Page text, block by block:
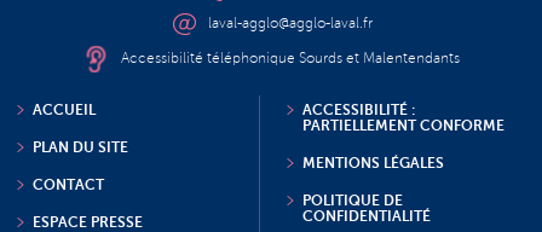
laval-agglo@agglo-laval.fr
Accessibilité téléphonique Sourds et Malentendants
ACCUEIL
PLAN DU SITE
CONTACT
ESPACE PRESSE
ACCESSIBILITÉ :
PARTIELLEMENT CONFORME
MENTIONS LÉGALES
POLITIQUE DE
CONFIDENTIALITÉ